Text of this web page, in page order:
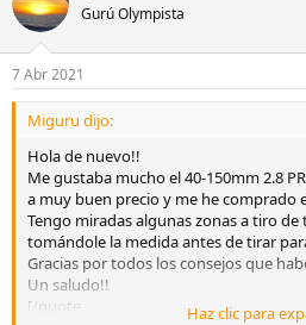
Gurú Olympista
7 Abr 2021
Miguru dijo:
Hola de nuevo!!
Me gustaba mucho el 40-150mm 2.8
a muy buen precio y me he comprado
Tengo miradas algunas zonas a tiro
tomándole la medida antes de tirar
Gracias por todos los consejos que
Un saludo!!
[/quote
Haz clic para